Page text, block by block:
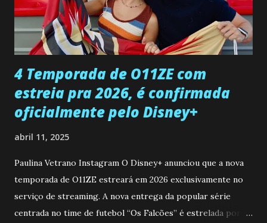
desaparecimento de Francisco, apontando que ele poderia
ter sido vítima da fúria de Gabriel. Artur informa a Gabriel
que a clínica inseminou por engano outra paciente, que está
...
4 Temporada de O11ZE com
estreia pra 2026, é confirmada
oficialmente pelo Disney+
abril 11, 2025
Paulina Vetrano Instagram O Disney+ anunciou que a nova
temporada de O11ZE estreará em 2026 exclusivamente no
serviço de streaming. A nova entrega da popular série
centrada no time de futebol “Os Falcões” é estrelada por